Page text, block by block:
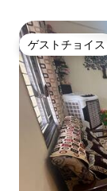
ゲストチョイス
ゲストチョイス